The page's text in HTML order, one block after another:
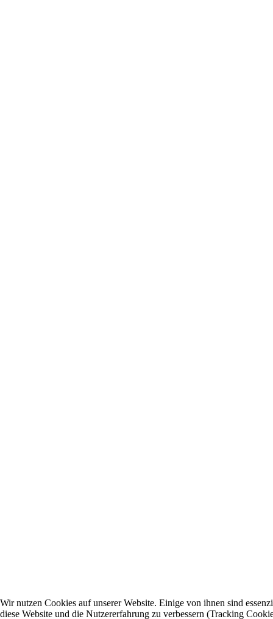
Wir nutzen Cookies auf unserer Website. Einige von ihnen sind
diese Website und die Nutzererfahrung zu verbessern (Tracking